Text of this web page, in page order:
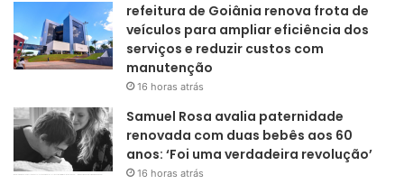
refeitura de Goiânia renova frota de
veículos para ampliar eficiência dos
serviços e reduzir custos com
manutenção
16 horas atrás
Samuel Rosa avalia paternidade
renovada com duas bebês aos 60
anos: ‘Foi uma verdadeira revolução’
16 horas atrás